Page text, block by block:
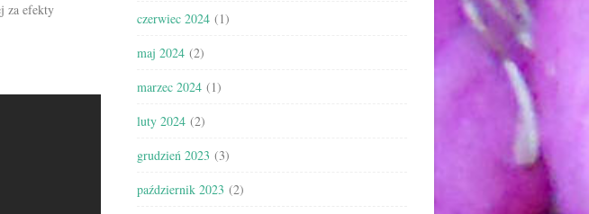
za efekty
czerwiec 2024 (1)
maj 2024 (2)
marzec 2024 (1)
luty 2024 (2)
grudzień 2023 (3)
październik 2023 (2)